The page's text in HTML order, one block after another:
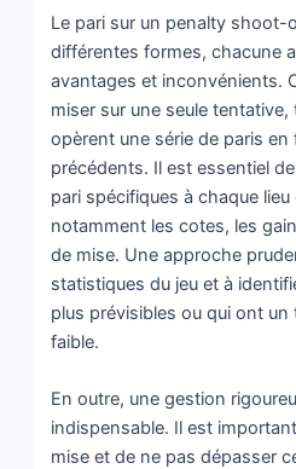
Le pari sur un penalty shoot-
différentes formes, chacune
avantages et inconvénients.
miser sur une seule tentative,
opèrent une série de paris
précédents. Il est essentiel
pari spécifiques à chaque
notamment les cotes, les
de mise. Une approche
statistiques du jeu et à
plus prévisibles ou qui ont un
faible.
En outre, une gestion
indispensable. Il est
mise et de ne pas dépasser